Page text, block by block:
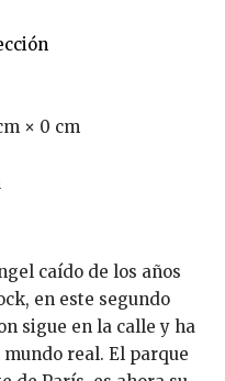
× 0 cm
en este segundo
sigue en la calle y ha
real. El parque